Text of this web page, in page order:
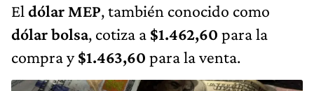
El dólar MEP, también conocido como
dólar bolsa, cotiza a $1.462,60 para la
compra y$1.463,60 para la venta.